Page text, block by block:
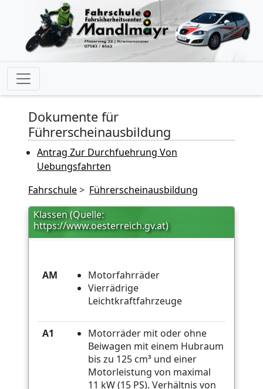
Dokumente für
Führerscheinausbildung
Antrag Zur Durchfuehrung Von
Uebungsfahrten
Fahrschule> Führerscheinausbildung
Klassen (Quelle:
https://www.oesterreich.gv.at)
AM
Motorfahrräder
Vierrädrige
Leichtkraftfahrzeuge
A1
Motorräder mit oder ohne
Beiwagen mit einem Hubraum
bis zu 125 cm³ und einer
Motorleistung von maximal
11 kW (15 PS). Verhältnis von